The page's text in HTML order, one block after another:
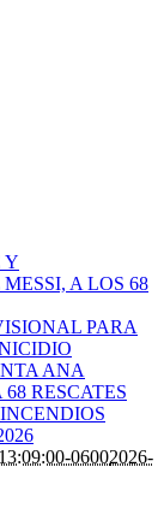
Y
A LOS 68
PARA
ANA
RESCATES
06002026-